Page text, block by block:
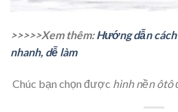
>>>>>Xem thêm:Hướng dẫn
nhanh, dễ làm
Chúc bạn chọn được hình nền ôtô